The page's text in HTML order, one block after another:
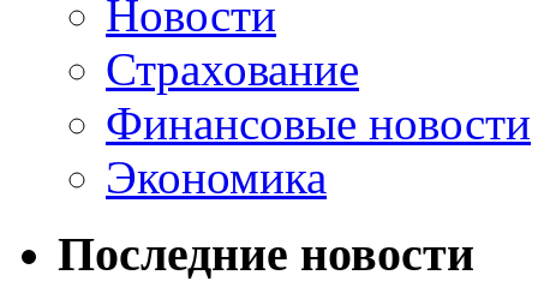
Новости
Страхование
Финансовые новости
Экономика
Последние новости